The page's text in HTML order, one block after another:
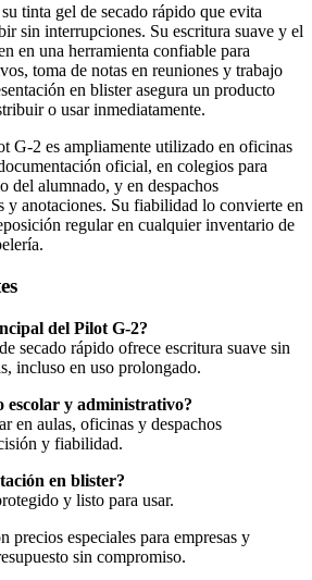
tinta gel de secado rápido que evita
sin interrupciones. Su escritura suave y el
en una herramienta confiable para
toma de notas en reuniones y trabajo
en blister asegura un producto
o usar inmediatamente.
G-2 es ampliamente utilizado en oficinas
oficial, en colegios para
del alumnado, y en despachos
y anotaciones. Su fiabilidad lo convierte en
regular en cualquier inventario de
del Pilot G-2?
secado rápido ofrece escritura suave sin
incluso en uso prolongado.
escolar y administrativo?
en aulas, oficinas y despachos
y fiabilidad.
en blister?
y listo para usar.
precios especiales para empresas y
sin compromiso.